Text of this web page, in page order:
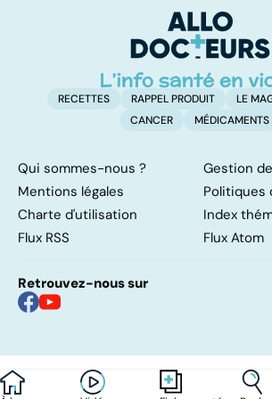
d'angine
RECETTES RAPPEL PRODUIT
LE
CANCER
MÉDICAMENTS
Qui sommes-nous ?
Gestion
Mentions légales
Politiques
Charte d'utilisation
Index
Flux RSS
Flux Atom
Retrouvez-nous sur